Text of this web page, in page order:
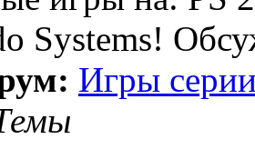
Systems!
Игры